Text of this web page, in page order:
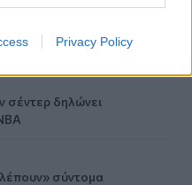
Privacy Policy
πολυκατοικία
σέντερ δηλώνει
σύντομα